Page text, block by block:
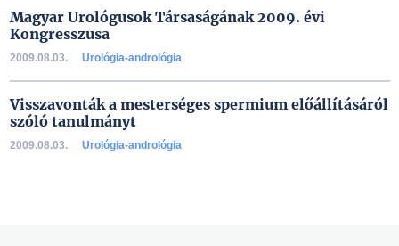
Magyar Urológusok Társaságának 2009. évi
Kongresszusa
2009.08.03. Urológia-andrológia
Visszavonták a mesterséges spermium előállításáról
szóló tanulmányt
2009.08.03. Urológia-andrológia